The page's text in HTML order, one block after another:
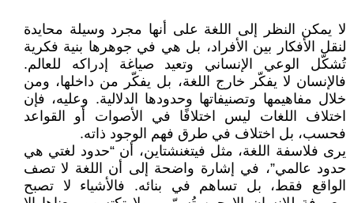
لا يمكن النظر إلى اللغة على أنها مجرد وسيلة محايدة
لنقل الأفكار بين الأفراد، بل هي في جوهرها بنية فكرية
تُشكّل الوعي الإنساني وتعيد صياغة إدراكه للعالم.
فالإنسان لا يفكّر خارج اللغة، بل يفكّر من داخلها، ومن
خلال مفاهيمها وتصنيفاتها وحدودها الدلالية. وعليه، فإن
اختلاف اللغات ليس اختلافًا في الأصوات أو القواعد
فحسب، بل اختلاف في طرق فهم الوجود ذاته.
يرى فلاسفة اللغة، مثل فيتغنشتاين، أن “حدود لغتي هي
حدود عالمي”، في إشارة واضحة إلى أن اللغة لا تصف
الواقع فقط، بل تساهم في بنائه. فالأشياء لا تصبح